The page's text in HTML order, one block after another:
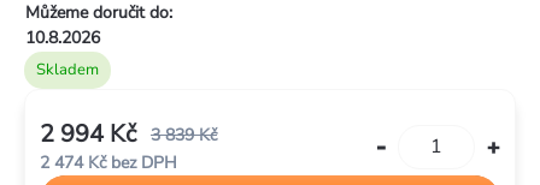
Skladem
Můžeme doručit do:
10.8.2026
3 839 Kč
2 994 Kč
2 474 Kč bez DPH